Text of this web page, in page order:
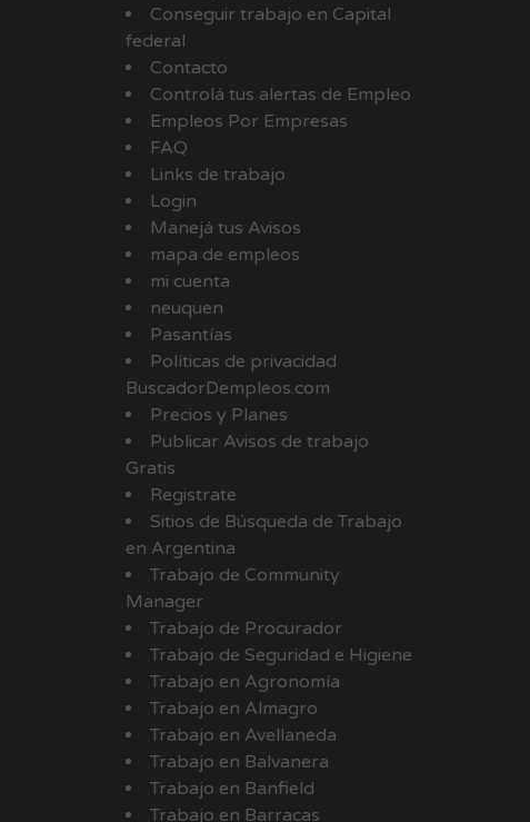
Conseguir trabajo en Capital
federal
Contacto
Controlá tus alertas de Empleo
Empleos Por Empresas
FAQ
Links de trabajo
Login
Manejá tus Avisos
mapa de empleos
mi cuenta
neuquen
Pasantías
Políticas de privacidad
BuscadorDempleos.com
Precios y Planes
Publicar Avisos de trabajo
Gratis
Registrate
Sitios de Búsqueda de Trabajo
en Argentina
Trabajo de Community
Manager
Trabajo de Procurador
Trabajo de Seguridad e Higiene
Trabajo en Agronomía
Trabajo en Almagro
Trabajo en Avellaneda
Trabajo en Balvanera
Trabajo en Banfield
Trabajo en Barracas